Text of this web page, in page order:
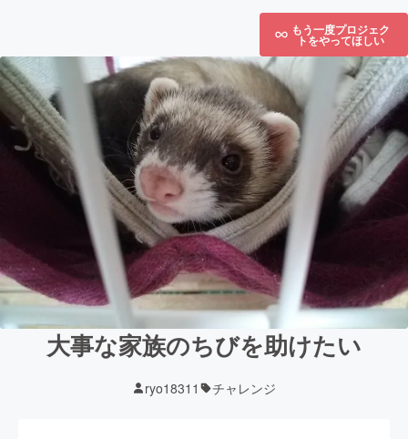
もう一度プロジェク
トをやってほしい
大事な家族のちびを助けたい
ryo18311 チャレンジ